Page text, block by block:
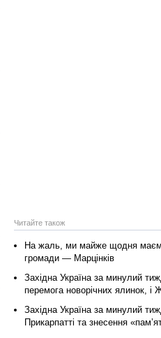
Читайте також
На жаль, ми майже щодня маємо
громади — Марцінків
Західна Україна за минулий
перемога новорічних ялинок,
Західна Україна за минулий
Прикарпатті та знесення